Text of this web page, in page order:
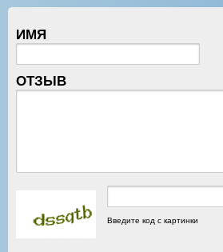
ИМЯ
ОТЗЫВ
Введите код с картинки